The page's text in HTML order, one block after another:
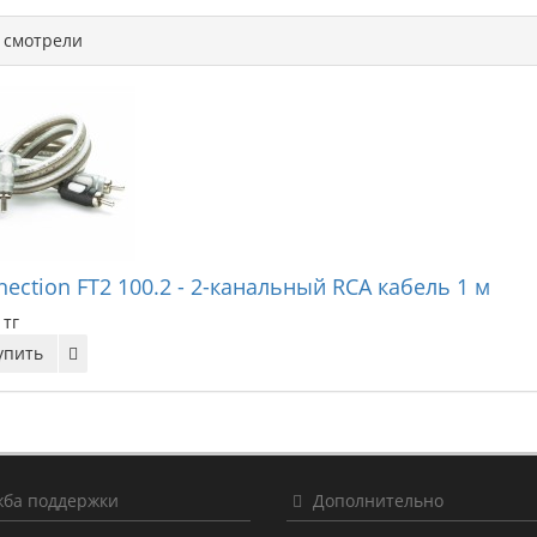
FT2 100.2 - 2-канальный RCA кабель 1 м
поддержки Дополнительно